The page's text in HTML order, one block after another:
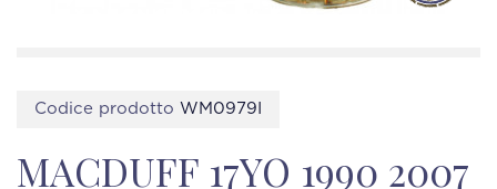
Codice prodotto WM0979I
MACDUFF 17YO 1990 2007